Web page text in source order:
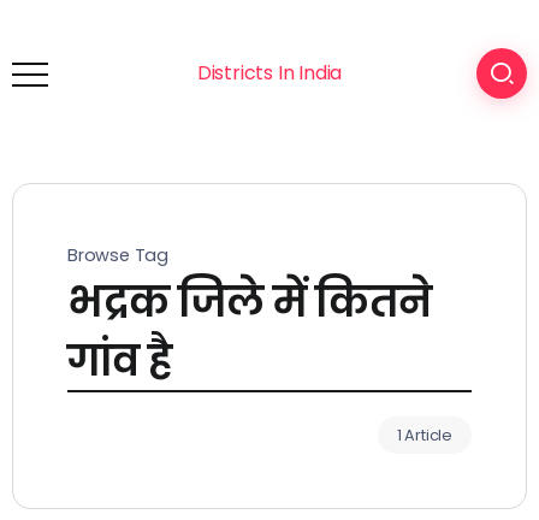
Districts In India
Browse Tag
भद्रक जिले में कितने
गांव है
1 Article